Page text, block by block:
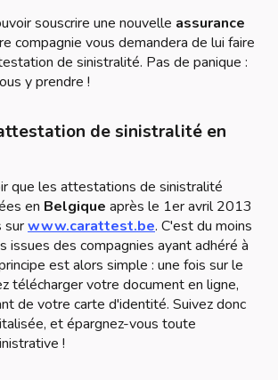
souscrire une nouvelle assurance
compagnie vous demandera de lui faire
de sinistralité. Pas de panique :
y prendre !
de sinistralité en
que les attestations de sinistralité
en Belgique après le 1er avril 2013
surwww.carattest.be. C'est du moins
issues des compagnies ayant adhéré à
est alors simple : une fois sur le
télécharger votre document en ligne,
de votre carte d'identité. Suivez donc
et épargnez-vous toute
!